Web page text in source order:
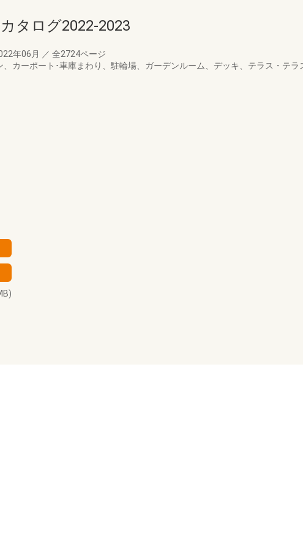
タログ2022-2023
年06月 ／ 全2724ページ
、カーポート･車庫まわり、駐輪場、ガーデンルーム、デッキ、テラス・テ